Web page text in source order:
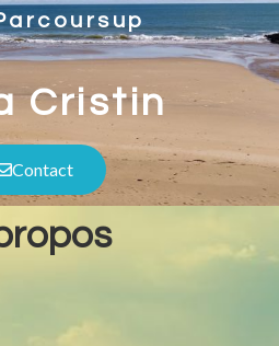
Cristin
Contact